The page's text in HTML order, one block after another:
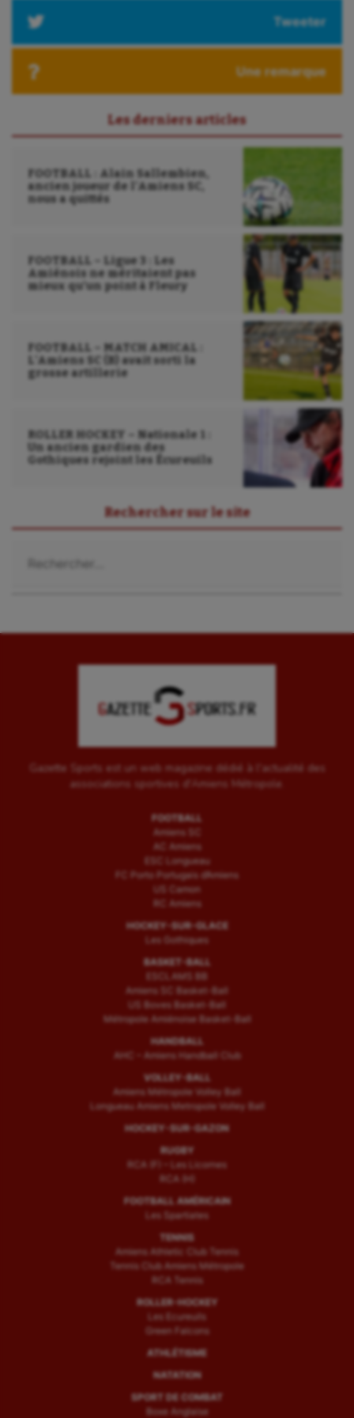
Tweeter
Une remarque
Les derniers articles
FOOTBALL : Alain Sallembien,
ancien joueur de l’Amiens SC,
nous a quittés
FOOTBALL – Ligue 3 : Les
Amiénois ne méritaient pas
mieux qu’un point à Fleury
FOOTBALL – MATCH AMICAL :
L’Amiens SC (B) avait sorti la
grosse artillerie
ROLLER HOCKEY – Nationale 1 :
Un ancien gardien des
Gothiques rejoint les Écureuils
Rechercher sur le site
Gazette Sports est un web magazine dédié à l'actualité des
associations sportives d'Amiens Métropole.
FOOTBALL
Amiens SC
AC Amiens
ESC Longueau
FC Porto Portugais d’Amiens
US Camon
RC Amiens
HOCKEY-SUR-GLACE
Les Gothiques
BASKET-BALL
ESCLAMS BB
Amiens SC Basket-Ball
US Boves Basket-Ball
Métropole Amiénoise Basket-Ball
HANDBALL
AHC – Amiens Handball Club
VOLLEY-BALL
Amiens Métropole Volley Ball
Longueau Amiens Metropole Volley Ball
HOCKEY-SUR-GAZON
RUGBY
RCA (F) – Les Licornes
RCA (H)
FOOTBALL AMÉRICAIN
Les Spartiates
TENNIS
Amiens Athletic Club Tennis
Tennis Club Amiens Métropole
RCA Tennis
ROLLER-HOCKEY
Les Ecureuils
Green Falcons
ATHLÉTISME
NATATION
SPORT DE COMBAT
Boxe Anglaise